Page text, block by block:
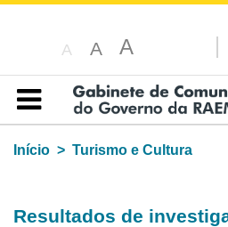
A A A
Índice
Início
Turismo e Cultura
Resultados de